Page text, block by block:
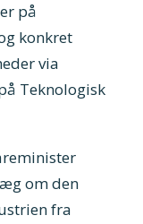
på
konkret
via
Teknologisk
om den
fra